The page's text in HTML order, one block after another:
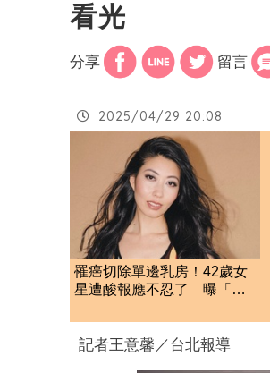
看光
分享 留言
2025/04/29 20:08
罹癌切除單邊乳房！42歲女
星遭酸報應不忍了 曝「煎
記者王意馨／台北報導